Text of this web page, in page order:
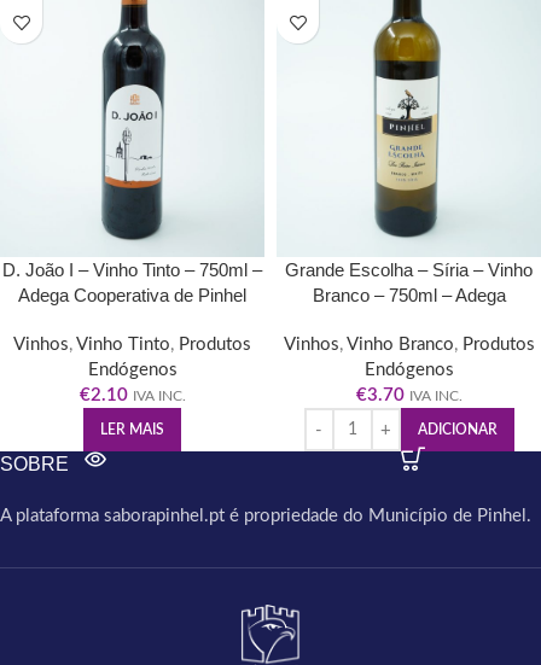
D. João I – Vinho Tinto – 750ml –
Adega Cooperativa de Pinhel
Vinhos, Vinho Tinto, Produtos
Endógenos
€2.10 IVA INC.
LER MAIS
Grande Escolha – Síria – Vinho
Branco – 750ml – Adega
Vinhos, Vinho Branco, Produtos
Endógenos
€3.70 IVA INC.
ADICIONAR
SOBRE
A plataforma saborapinhel.pt é propriedade do Município de Pinhel.